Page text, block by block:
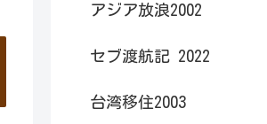
アジア放浪2002
セブ渡航記 2022
台湾移住2003